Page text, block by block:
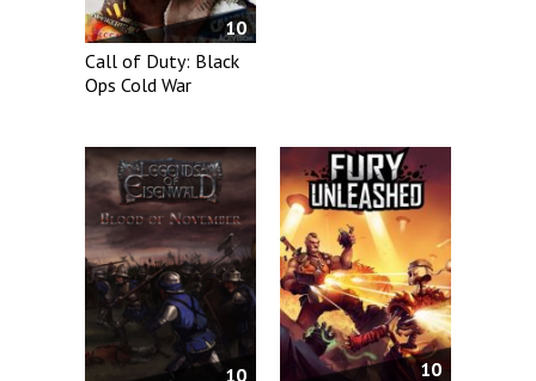
10
Call of Duty: Black
Ops Cold War
10
10